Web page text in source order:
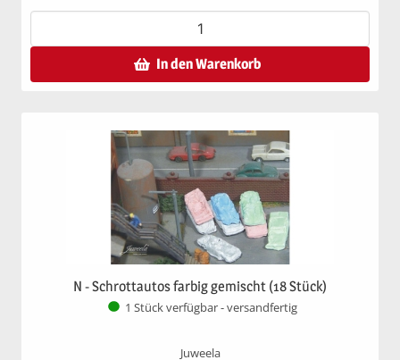
In den Warenkorb
N - Schrottautos farbig gemischt (18 Stück)
1 Stück verfügbar - versandfertig
Juweela